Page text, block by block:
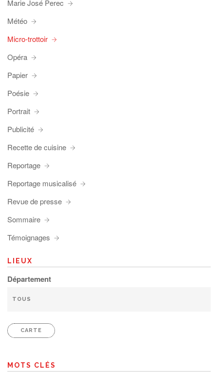
Marie José Perec
Météo
Micro-trottoir
Opéra
Papier
Poésie
Portrait
Publicité
Recette de cuisine
Reportage
Reportage musicalisé
Revue de presse
Sommaire
Témoignages
LIEUX
Département
CARTE
MOTS CLÉS